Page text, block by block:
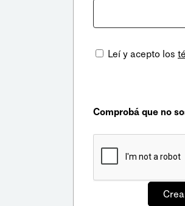
Leí y acepto los
Comprobá que no